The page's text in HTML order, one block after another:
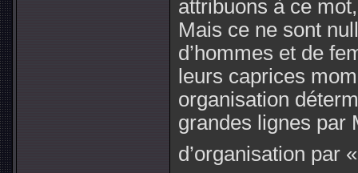
attribuons à ce
Mais ce ne sont
d’hommes et de
leurs caprices
organisation
grandes lignes par
d’organisation par